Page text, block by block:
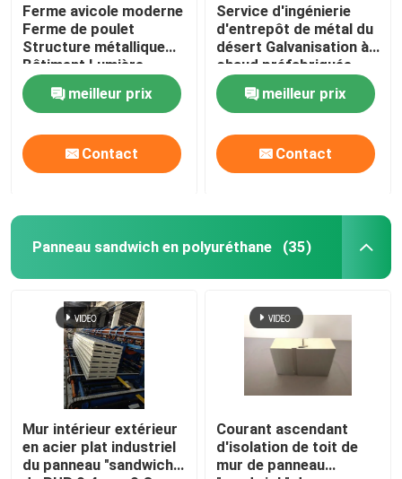
isolation de laine de verre
isolation de rockwool
Poutre d'acier de construction
Ferme avicole moderne
Ferme de poulet
Structure métallique
Bâtiment Lumière
Structure métallique
Volaillemeilleur prix
Contact
Service d'ingénierie
d'entrepôt de métal du
désert Galvanisation à
chaud préfabriquée
d'acier Entrepôt de
métal Conception de
cadre modulaire de
bâtiment de stockage
Solution
meilleur prix
Contact
Panneau sandwich en polyuréthane (35)
Mur intérieur extérieur
en acier plat industriel
du panneau "sandwich"
Courant ascendant
d'isolation de toit de
mur de panneau